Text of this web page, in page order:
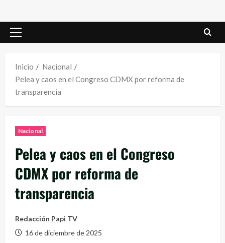
Menú
Inicio
Nacional
Pelea y caos en el Congreso CDMX por reforma de
transparencia
Nacional
Pelea y caos en el Congreso
CDMX por reforma de
transparencia
Redacción Papi TV
16 de diciembre de 2025